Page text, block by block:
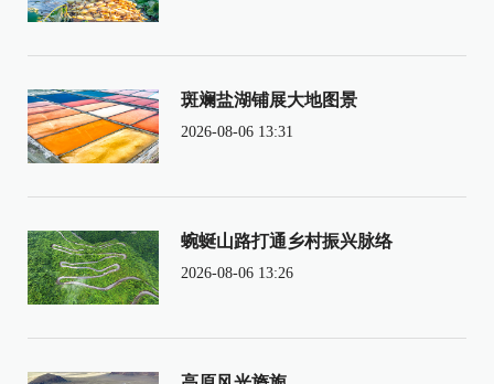
斑斓盐湖铺展大地图景
2026-08-06 13:31
蜿蜒山路打通乡村振兴脉络
2026-08-06 13:26